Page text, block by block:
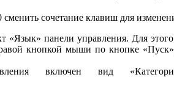
сочетание клавиш для
«Язык» панели управления. Для
кнопкой мыши по кнопке
включен вид